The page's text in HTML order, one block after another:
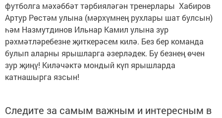
футболга мәхәббәт тәрбияләгән тренерлары Хабиров
Артур Рөстәм улына (мәрхүмнең рухлары шат булсын)
һәм Назмутдинов Ильнар Камил улына зур
рәхмәтләребезне җиткерәсем килә. Без бер команда
булып аларны ярышларга әзерләдек. Бу безнең өчен
зур җиңү! Киләчәктә мондый күп ярышларда
катнашырга язсын!
Следите за самым важным и интересным в